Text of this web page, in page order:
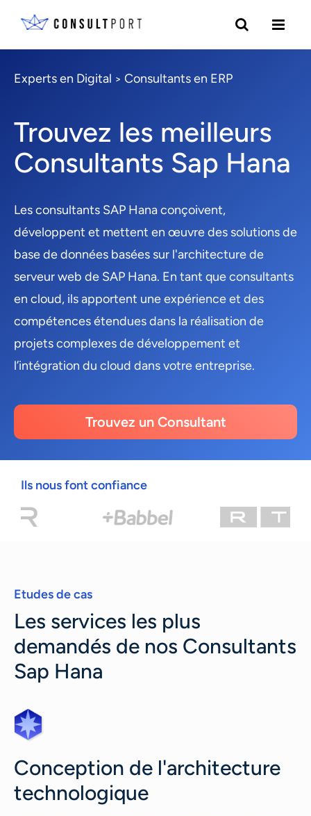
Experts en Digital > Consultants en ERP
Trouvez les meilleurs
Consultants Sap Hana
Les consultants SAP Hana conçoivent,
développent et mettent en œuvre des solutions de
base de données basées sur l'architecture de
serveur web de SAP Hana. En tant que consultants
en cloud, ils apportent une expérience et des
compétences étendues dans la réalisation de
projets complexes de développement et
l’intégration du cloud dans votre entreprise.
Trouvez un Consultant
Ils nous font confiance
Etudes de cas
Les services les plus
demandés de nos Consultants
Sap Hana
Conception de l'architecture
technologique